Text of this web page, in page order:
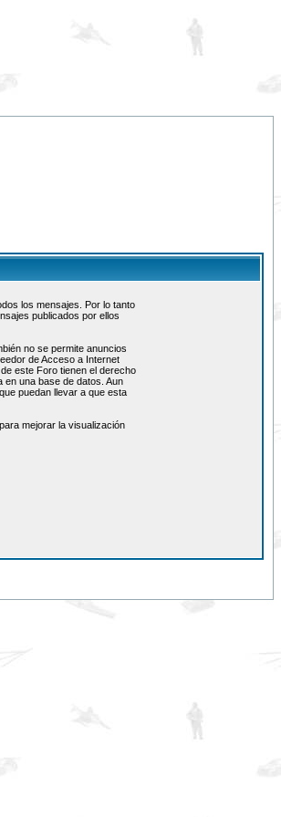
los mensajes. Por lo tanto
publicados por ellos
no se permite anuncios
de Acceso a Internet
este Foro tienen el derecho
una base de datos. Aun
puedan llevar a que esta
mejorar la visualización